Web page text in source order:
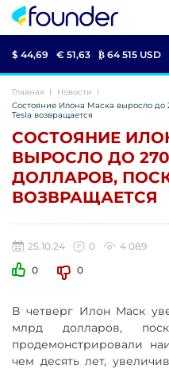
$ 44,69 € 51,63 ₿ 64 515 USD
Главная
Новости
Состояние Илона Маска выросло до
Tesla возвращается
СОСТОЯНИЕ
ВЫРОСЛО ДО
ДОЛЛАРОВ,
ВОЗВРАЩАЕТСЯ
25.10.24 0
4 089
0
0
В четверг Илон Маск
млрд долларов,
продемонстрировали
чем десять лет,